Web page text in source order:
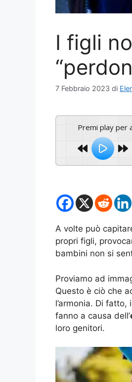
I figli
7 Febbraio 2023 di
Premi play
A volte può
propri figli,
bambini non si
Proviamo ad
Questo è ciò che
l’armonia. Di
fanno a causa dell’
loro genitori.